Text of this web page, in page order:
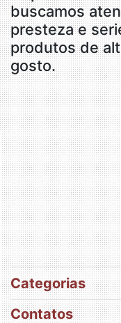
buscamos
presteza e
produtos de
gosto.
Categorias
Contatos